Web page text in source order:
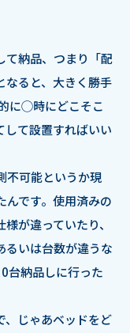
て納品、つまり「配
なると、大きく勝手
に◯時にどこそこ
して設置すればいい
不可能というか現
んです。使用済みの
が違っていたり、
るいは台数が違うな
台納品しに行った
、じゃあベッドをど